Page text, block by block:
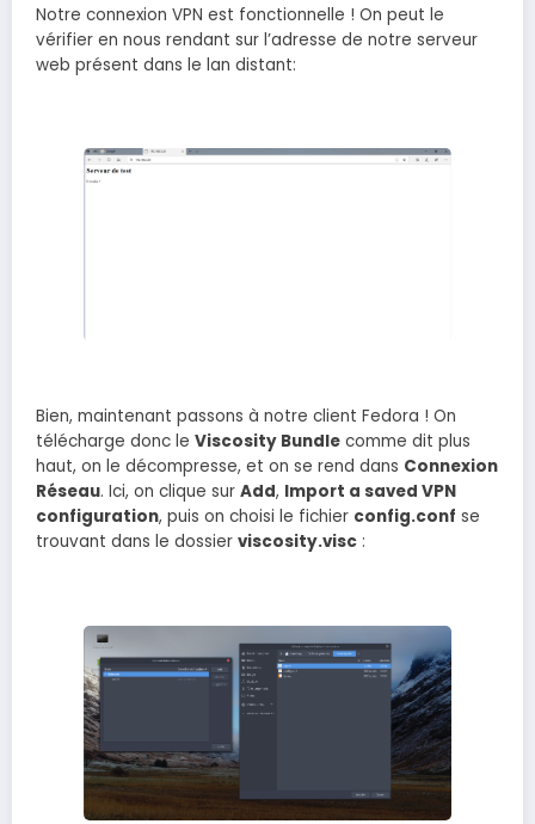
Notre connexion VPN est fonctionnelle ! On peut le
vérifier en nous rendant sur l’adresse de notre serveur
web présent dans le lan distant:
Bien, maintenant passons à notre client Fedora ! On
télécharge donc le Viscosity Bundle comme dit plus
haut, on le décompresse, et on se rend dans Connexion
Réseau. Ici, on clique sur Add, Import a saved VPN
configuration, puis on choisi le fichier config.conf se
trouvant dans le dossier viscosity.visc :